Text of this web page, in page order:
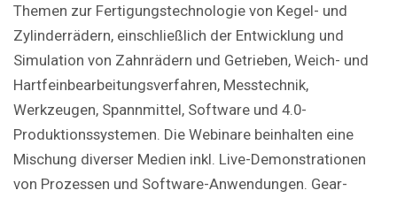
Themen zur Fertigungstechnologie von Kegel- und
Zylinderrädern, einschließlich der Entwicklung und
Simulation von Zahnrädern und Getrieben, Weich- und
Hartfeinbearbeitungsverfahren, Messtechnik,
Werkzeugen, Spannmittel, Software und 4.0-
Produktionssystemen. Die Webinare beinhalten eine
Mischung diverser Medien inkl. Live-Demonstrationen
von Prozessen und Software-Anwendungen. Gear-